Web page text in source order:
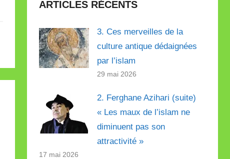
ARTICLES RÉCENTS
3. Ces merveilles de la
culture antique dédaignées
par l’islam
29 mai 2026
2. Ferghane Azihari (suite)
« Les maux de l’islam ne
diminuent pas son
attractivité »
17 mai 2026